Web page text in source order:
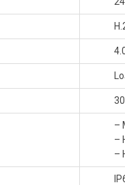
cung cấp khả năng
90°, IPC-S41FP đảm
ngay cả khi trời tối. Với
–
–
–